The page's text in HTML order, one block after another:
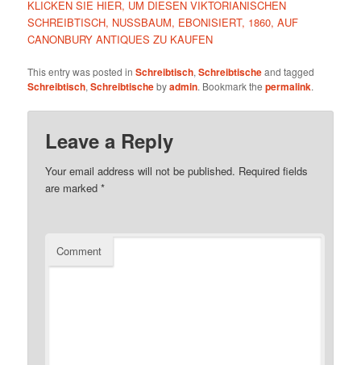
KLICKEN SIE HIER, UM DIESEN VIKTORIANISCHEN
SCHREIBTISCH, NUSSBAUM, EBONISIERT, 1860, AUF
CANONBURY ANTIQUES ZU KAUFEN
This entry was posted inSchreibtisch,Schreibtischeand tagged
Schreibtisch,Schreibtischebyadmin. Bookmark thepermalink.
Leave a Reply
Your email address will not be published. Required fields
are marked*
Comment